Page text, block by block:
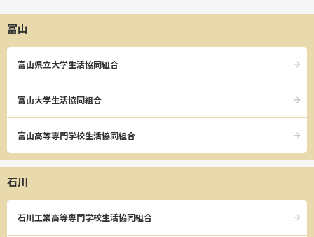
富山
富山県立大学生活協同組合
富山大学生活協同組合
富山高等専門学校生活協同組合
石川
石川工業高等専門学校生活協同組合